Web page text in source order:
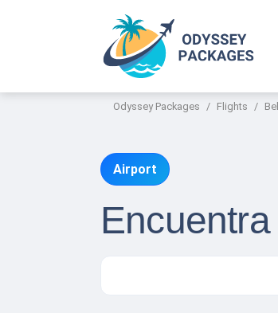
Odyssey Packages Flights
Airport